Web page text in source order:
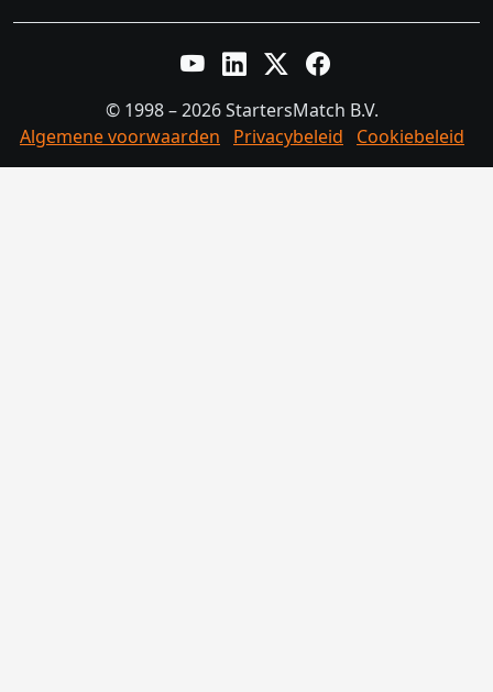
YouTubeLinkedInTwitter XFacebook
© 1998 – 2026 StartersMatch B.V.
Algemene voorwaarden
Privacybeleid Cookiebeleid